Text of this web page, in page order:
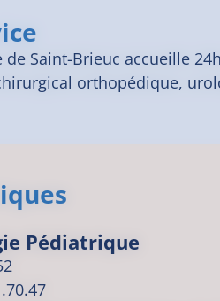
Saint-Brieuc accueille
orthopédique,
Pédiatrique